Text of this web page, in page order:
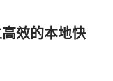
效的本地快